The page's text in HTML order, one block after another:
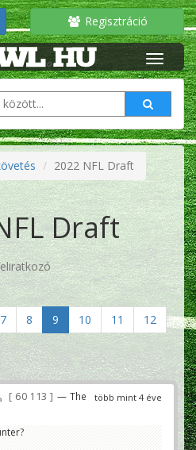
Regisztráció
2022 NFL Draft
Draft
7 8 9 10 11
12
több mint 4 éve
60 113
— The